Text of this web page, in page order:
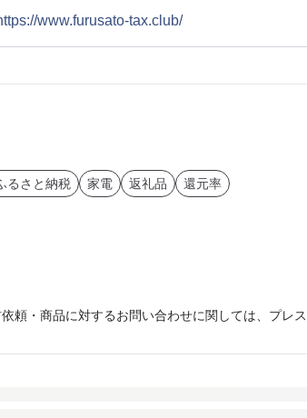
www.furusato-tax.club/
るさと納税 家電 返礼品 還元率
頼・商品に対するお問い合わせに関しては、プレ